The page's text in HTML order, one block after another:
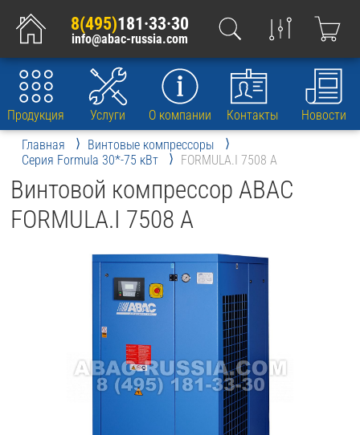
8(495)181·33·30
info@abac-russia.com
Продукция Услуги О компании Контакты
Новости
Главная
Винтовые компрессоры
Серия Formula 30*-75 кВт
FORMULA.I 7508 A
Винтовой компрессор ABAC
FORMULA.I 7508 A